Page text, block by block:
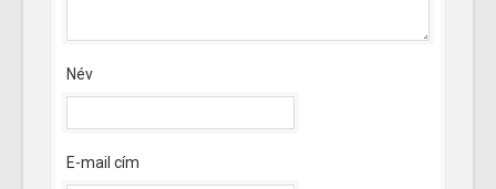
Név
E-mail cím